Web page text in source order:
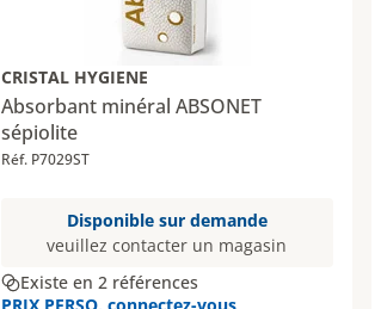
CRISTAL HYGIENE
Absorbant minéral ABSONET
sépiolite
Réf. P7029ST
Disponible sur demande
veuillez contacter un magasin
Existe en 2 références